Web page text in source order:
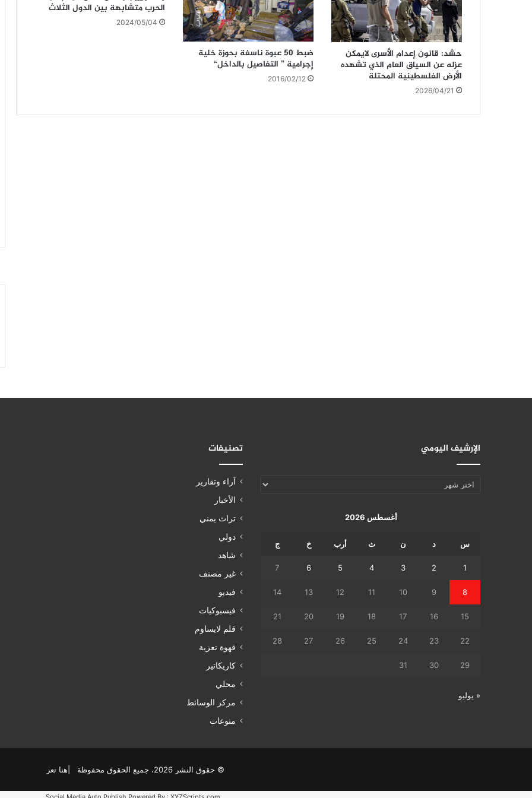
حشد: قانون إعدام الأسرى لايمكن
عزله عن السياق العام الذي تشهده
الأرض الفلسطينية المحتلة
2026/04/21
ضبط 50 عبوة ناسفة بحوزة خلية
إجرامية ” التفاصيل بالداخل“
2016/02/12
الحرب متشابهة بين الدول الثلاث
2024/05/04
الإرشيف اليومي
الإرشيف
أغسطس 2026
س د ن ث أرب خ ج
1
2
3
4
5
6
7
8
9
10
11
12
13
14
15
16
17
18
19
20
21
22
23
24
25
26
27
28
29
30
31
« يوليو
تصنيفات
آراء وتقارير
الأخبار
تراث يمني
دولي
شاهد
غير مصنف
فيديو
فيسبوكيات
قلم لايساوم
قهوة تعزية
كاريكاتير
محلي
مركز الوسائط
منوعات
© حقوق النشر 2026، جميع الحقوق محفوظة |هنا تعز